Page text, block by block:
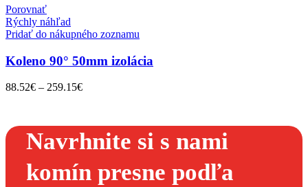
Porovnať
Rýchly náhľad
Pridať do nákupného zoznamu
Koleno 90° 50mm izolácia
88.52€ – 259.15€
Navrhnite si s nami
komín presne podľa